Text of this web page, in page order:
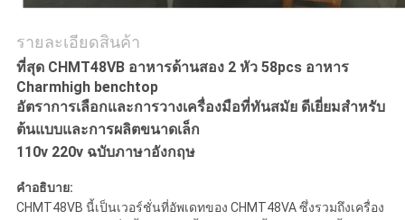
เป็น
ส่วน
ตัว
รายละเอียดสินค้า
ที่สุด CHMT48VB อาหารด้านสอง 2 หัว 58pcs อาหาร
Charmhigh benchtop
อัตราการเลือกและการวางเครื่องมือที่ทันสมัย ดีเยี่ยมสําหรับ
ต้นแบบและการผลิตขนาดเล็ก
110v 220v ฉบับภาษาอังกฤษ
คําอธิบาย:
CHMT48VB นี้เป็นเวอร์ชั่นที่อัพเดทของ CHMT48VA ซึ่งรวมถึงเครื่อง